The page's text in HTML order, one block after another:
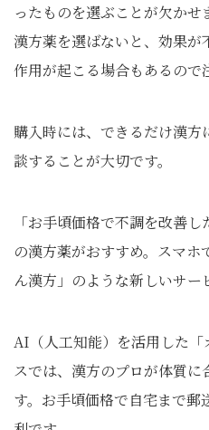
ったものを選ぶことが欠か
漢方薬を選ばないと、効果
作用が起こる場合もあるので
購入時には、できるだけ漢
談することが大切です。
「お手頃価格で不調を改善
の漢方薬がおすすめ。スマ
ん漢方」のような新しいサー
AI（人工知能）を活用した
スでは、漢方のプロが体質
す。お手頃価格で自宅まで